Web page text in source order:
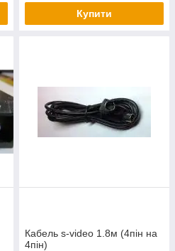
Купити
Кабель s-video 1.8м (4пін на
4пін)